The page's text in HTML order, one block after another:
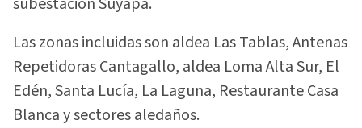
Las zonas incluidas son aldea Las Tablas, Antenas
Repetidoras Cantagallo, aldea Loma Alta Sur, El
Edén, Santa Lucía, La Laguna, Restaurante Casa
Blanca y sectores aledaños.